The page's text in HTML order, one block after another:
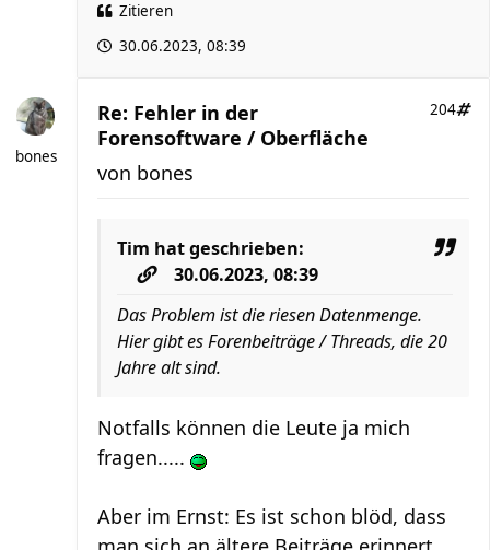
Zitieren
30.06.2023, 08:39
bones
Re: Fehler in der
Forensoftware / Oberfläche
204
von bones
Tim hat geschrieben:
30.06.2023, 08:39
Das Problem ist die riesen Datenmenge.
Hier gibt es Forenbeiträge / Threads, die 20
Jahre alt sind.
Notfalls können die Leute ja mich
fragen.....
Aber im Ernst: Es ist schon blöd, dass